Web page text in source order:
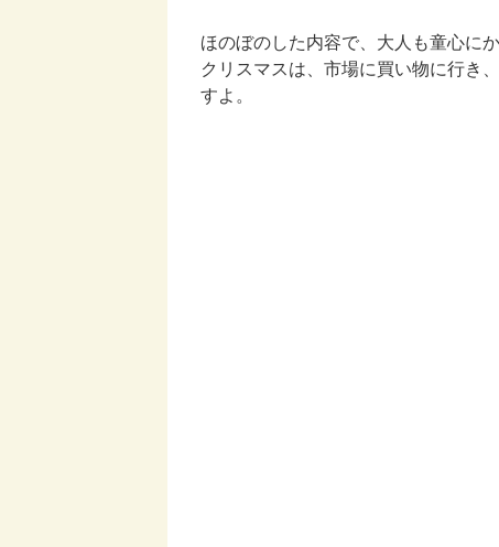
ほのぼのした内容で、大人も童心に
クリスマスは、市場に買い物に行き
すよ。